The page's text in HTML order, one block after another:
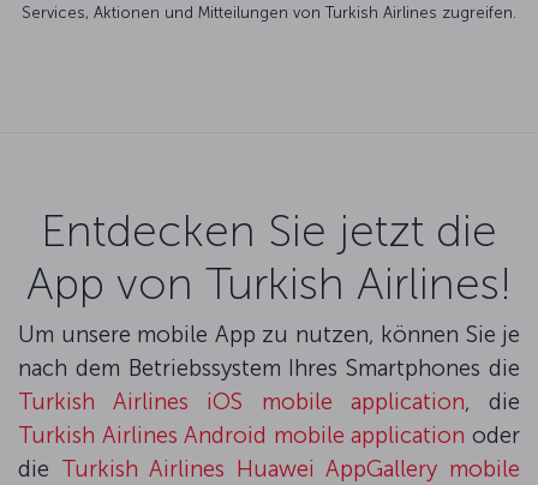
Services, Aktionen und Mitteilungen von Turkish Airlines zugreifen.
Entdecken Sie jetzt die
App von Turkish Airlines!
Um unsere mobile App zu nutzen, können Sie je
nach dem Betriebssystem Ihres Smartphones die
Turkish Airlines iOS mobile application, die
Turkish Airlines Android mobile application oder
die Turkish Airlines Huawei AppGallery mobile